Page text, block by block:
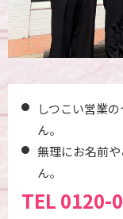
しつこい営業
ん。
無理にお名前
ん。
TEL 0120-